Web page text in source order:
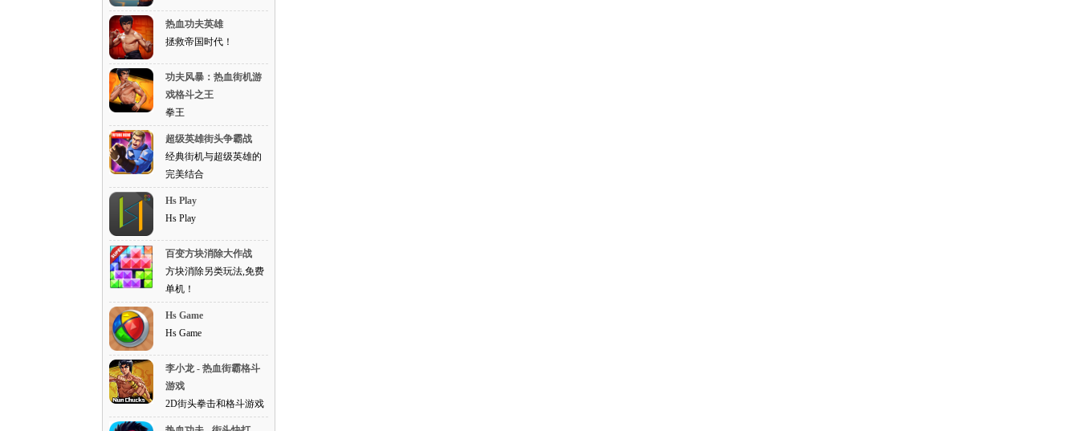
热血功夫英雄
拯救帝国时代！
功夫风暴：热血街机游
戏格斗之王
拳王
超级英雄街头争霸战
经典街机与超级英雄的
完美结合
Hs Play
Hs Play
百变方块消除大作战
方块消除另类玩法,免费
单机！
Hs Game
Hs Game
李小龙 - 热血街霸格斗
游戏
2D街头拳击和格斗游戏